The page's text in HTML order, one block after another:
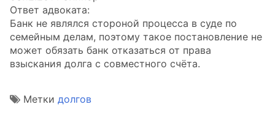
Ответ адвоката:
Банк не являлся стороной процесса в суде по
семейным делам, поэтому такое постановление не
может обязать банк отказаться от права
взыскания долга с совместного счёта.
Метки долгов